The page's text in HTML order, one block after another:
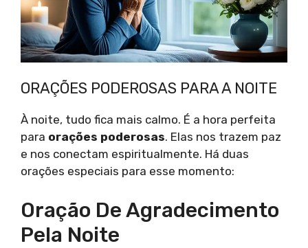
ORAÇÕES PODEROSAS PARA A NOITE
À noite, tudo fica mais calmo. É a hora perfeita
para orações poderosas. Elas nos trazem paz
e nos conectam espiritualmente. Há duas
orações especiais para esse momento:
Oração De Agradecimento
Pela Noite